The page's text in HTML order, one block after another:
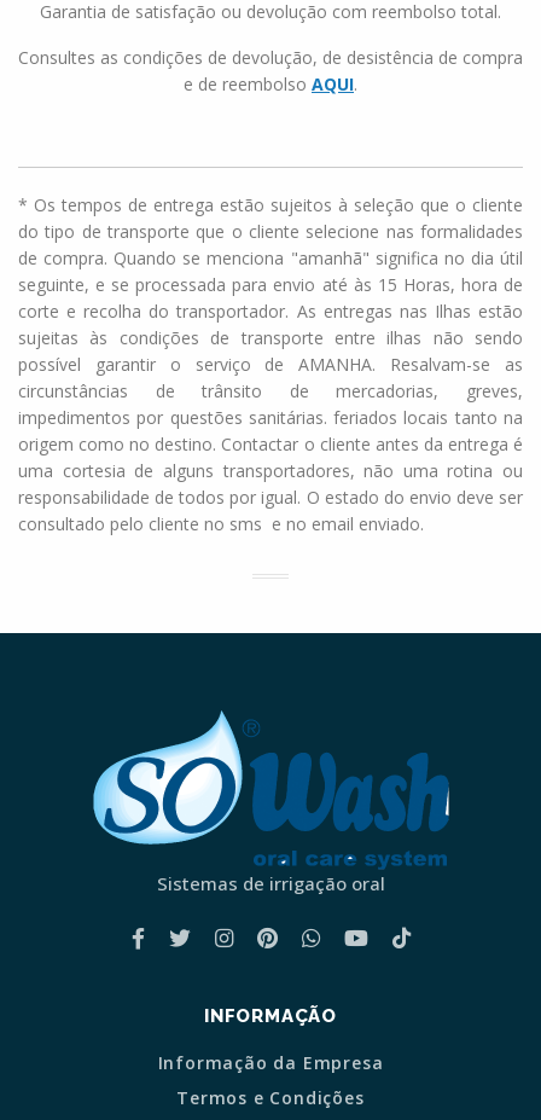
Garantia de satisfação ou devolução com reembolso total.
Consultes as condições de devolução, de desistência de compra
e de reembolso AQUI.
* Os tempos de entrega estão sujeitos à seleção que o cliente
do tipo de transporte que o cliente selecione nas formalidades
de compra. Quando se menciona "amanhã" significa no dia útil
seguinte, e se processada para envio até às 15 Horas, hora de
corte e recolha do transportador. As entregas nas Ilhas estão
sujeitas às condições de transporte entre ilhas não sendo
possível garantir o serviço de AMANHA. Resalvam-se as
circunstâncias de trânsito de mercadorias, greves,
impedimentos por questões sanitárias. feriados locais tanto na
origem como no destino. Contactar o cliente antes da entrega é
uma cortesia de alguns transportadores, não uma rotina ou
responsabilidade de todos por igual. O estado do envio deve ser
consultado pelo cliente no sms e no email enviado.
Sistemas de irrigação oral
INFORMAÇÃO
Informação da Empresa
Termos e Condições